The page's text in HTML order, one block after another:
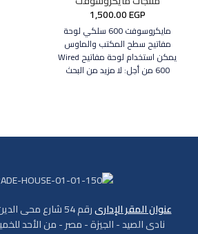
1,500.00EGP
مايكروسوفت 600 سلكي لوحة
مفاتيح سطح المكتب والماوس
يمكن استخدام لوحة مفاتيح Wired
600 من أجل: لا مزيد من البحث
عنوان المقر الإدارى
رقم 54 شارع محى
نادى الصيد - الجيزة - مصر - من الأحد للخميس من